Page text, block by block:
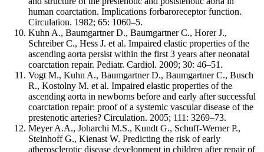
human coarctation. Implications forbaroreceptor function.
Circulation. 1982; 65: 1060–5.
Kuhn A., Baumgartner D., Baumgartner C., Horer J.,
Schreiber C., Hess J. et al. Impaired elastic properties of the
ascending aorta persist within the first 3 years after neonatal
coarctation repair. Pediatr. Cardiol. 2009; 30: 46–51.
Vogt M., Kuhn A., Baumgartner D., Baumgartner C., Busch
R., Kostolny M. et al. Impaired elastic properties of the
ascending aorta in newborns before and early after successful
coarctation repair: proof of a systemic vascular disease of the
prestenotic arteries? Circulation. 2005; 111: 3269–73.
Meyer A.A., Joharchi M.S., Kundt G., Schuff-Werner P.,
Steinhoff G., Kienast W. Predicting the risk of early
atherosclerotic disease development in children after repair of